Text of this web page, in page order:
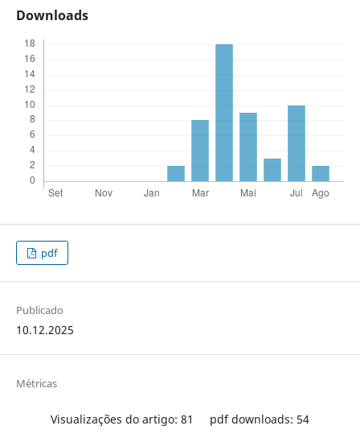
Downloads
pdf
Publicado
10.12.2025
Métricas
Visualizações do artigo: 81 pdf downloads: 54